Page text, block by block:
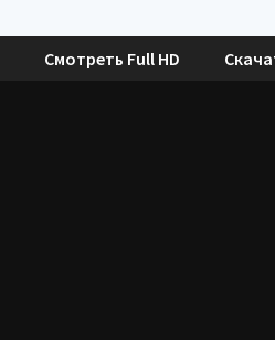
Смотреть Full HD